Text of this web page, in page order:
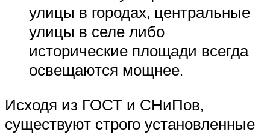
улицы в городах, центральные
улицы в селе либо
исторические площади всегда
освещаются мощнее.
Исходя из ГОСТ и СНиПов,
существуют строго установленные